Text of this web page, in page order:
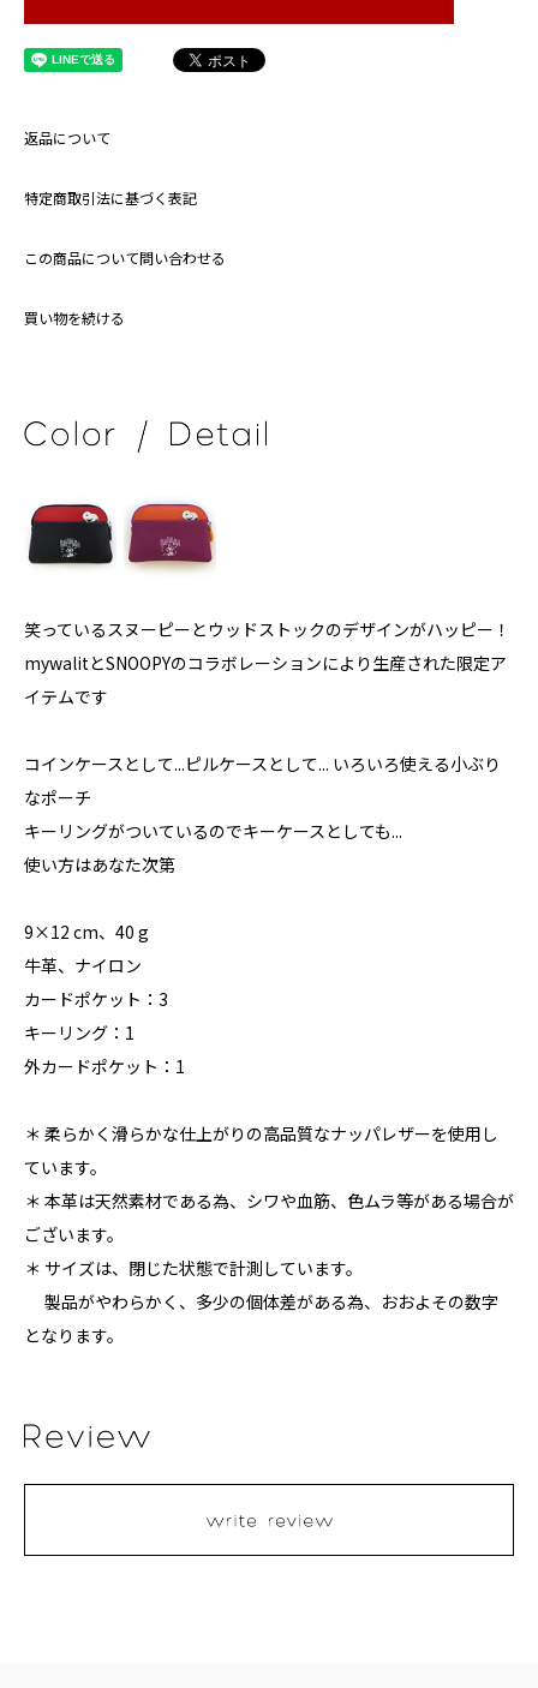
返品について
特定商取引法に基づく表記
この商品について問い合わせる
買い物を続ける
笑っているスヌーピーとウッドストックのデザインがハッピー！
mywalitとSNOOPYのコラボレーションにより生産された限定ア
イテムです
コインケースとして...ピルケースとして... いろいろ使える小ぶり
なポーチ
キーリングがついているのでキーケースとしても...
使い方はあなた次第
9×12 cm、40 g
牛革、ナイロン
カードポケット：3
キーリング：1
外カードポケット：1
＊ 柔らかく滑らかな仕上がりの高品質なナッパレザーを使用し
ています。
＊ 本革は天然素材である為、シワや血筋、色ムラ等がある場合が
ございます。
＊ サイズは、閉じた状態で計測しています。
製品がやわらかく、多少の個体差がある為、おおよその数字
となります。